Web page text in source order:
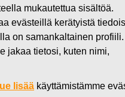
OYJ ABP:N OMIEN
mukautettua sisältöä.
evästeillä kerätyistä
on samankaltainen
jakaa tietosi, kuten nimi,
lisää käyttämistämme